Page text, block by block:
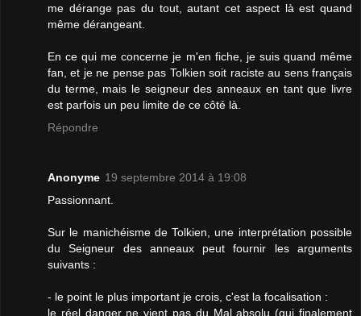
me dérange pas du tout, autant cet aspect là est quand
même dérangeant.
En ce qui me concerne je m'en fiche, je suis quand même
fan, et je ne pense pas Tolkien soit raciste au sens français
du terme, mais le seigneur des anneaux en tant que livre
est parfois un peu limite de ce côté là.
Répondre
Anonyme 19 septembre 2014 à 19:08
Passionnant.
Sur le manichéisme de Tolkien, une interprétation possible
du Seigneur des anneaux peut fournir les arguments
suivants :
- le point le plus important je crois, c'est la focalisation :
le réel danger ne vient pas du Mal absolu (qui finalement